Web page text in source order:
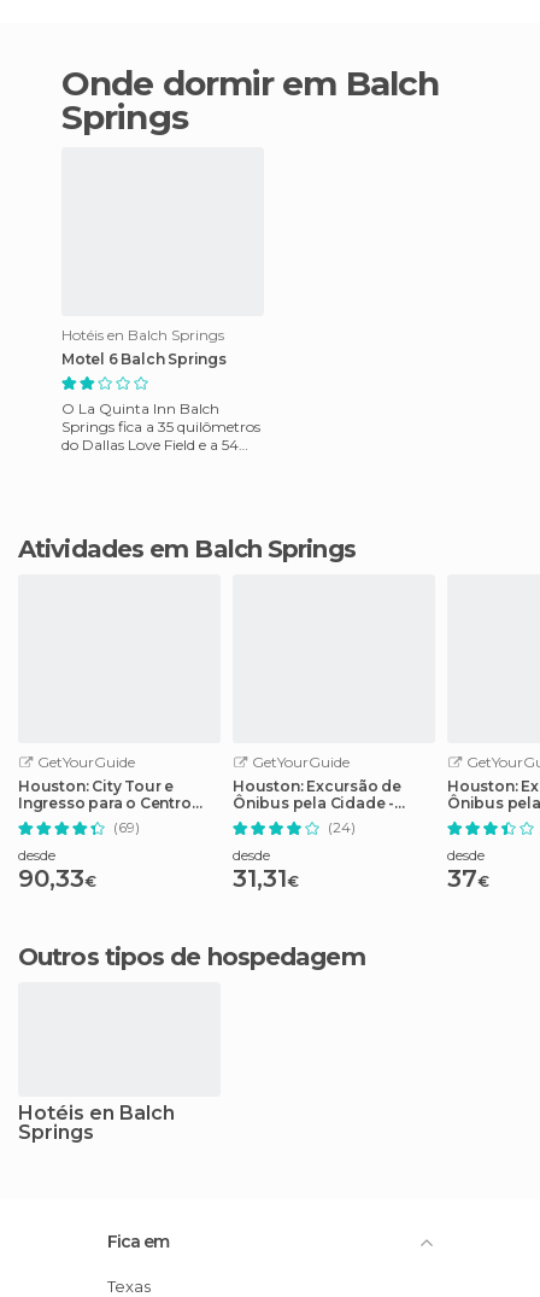
Onde dormir em Balch
Springs
Hotéis en Balch Springs
Motel 6 Balch Springs
O La Quinta Inn Balch
Springs fica a 35 quilômetros
do Dallas Love Field e a 54
Atividades em Balch Springs
GetYourGuide
Houston: City Tour e
Ingresso para o Centro
Espacial da NASA
(69)
desde
90,33€
GetYourGuide
Houston: Excursão de
Ônibus pela Cidade -
Bilhete de 2 Dias
(24)
desde
31,31€
Houston:
Ônibus
desde
37€
Outros tipos de hospedagem
Hotéis en Balch
Springs
Fica em
Texas